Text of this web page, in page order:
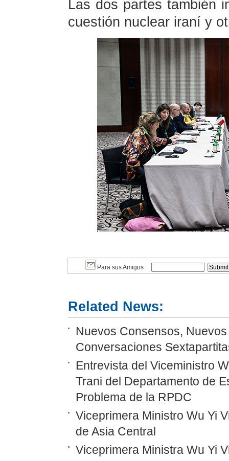
Las dos partes también
cuestión nuclear iraní y
Para sus Amigos
Related News:
Nuevos Consensos,
Conversaciones
Entrevista del Viceministro
Trani del Departamento de
Problema de la RPDC
Viceprimera Ministro Wu Yi
de Asia Central
Viceprimera Ministra Wu Yi